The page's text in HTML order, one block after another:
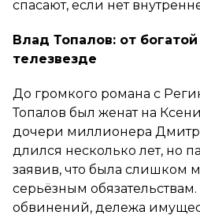
спасают, если нет
Влад Топалов: от
телезвезде
До громкого романа с
Топалов был женат на
дочери миллионера
длился несколько лет, но
заявив, что была слишком
серьёзным
обвинений, дележа